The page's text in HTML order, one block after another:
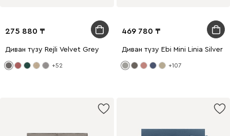
275 880
Диван түзу Rejli Velvet Grey
+52
469 780
Диван түзу Ebi Mini Linia Silver
+107